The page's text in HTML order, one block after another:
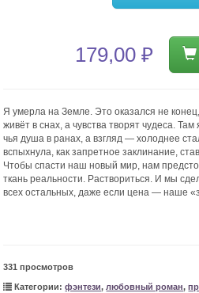
179,00 ₽
Я умерла на Земле. Это оказался не
живёт в снах, а чувства творят чудеса.
чья душа в ранах, а взгляд — холоднее
вспыхнула, как запретное заклинание,
Чтобы спасти наш новый мир, нам
ткань реальности. Раствориться. И мы
всех остальных, даже если цена — наше
331 просмотров
Категории:фэнтези, любовный роман,